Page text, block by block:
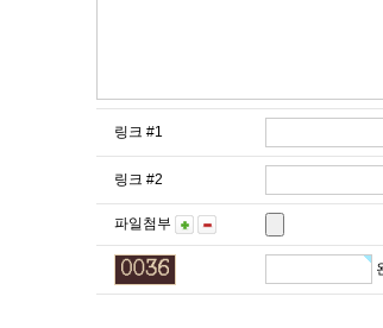
링크 #1
링크 #2
파일첨부